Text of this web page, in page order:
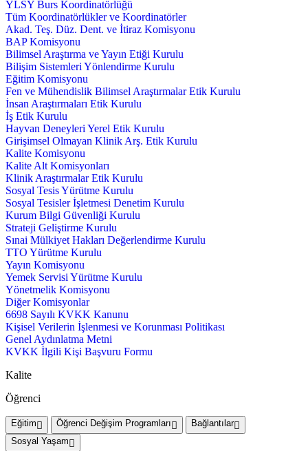
YLSY Burs Koordinatörlüğü
Tüm Koordinatörlükler ve Koordinatörler
Akad. Teş. Düz. Dent. ve İtiraz Komisyonu
BAP Komisyonu
Bilimsel Araştırma ve Yayın Etiği Kurulu
Bilişim Sistemleri Yönlendirme Kurulu
Eğitim Komisyonu
Fen ve Mühendislik Bilimsel Araştırmalar Etik Kurulu
İnsan Araştırmaları Etik Kurulu
İş Etik Kurulu
Hayvan Deneyleri Yerel Etik Kurulu
Girişimsel Olmayan Klinik Arş. Etik Kurulu
Kalite Komisyonu
Kalite Alt Komisyonları
Klinik Araştırmalar Etik Kurulu
Sosyal Tesis Yürütme Kurulu
Sosyal Tesisler İşletmesi Denetim Kurulu
Kurum Bilgi Güvenliği Kurulu
Strateji Geliştirme Kurulu
Sınai Mülkiyet Hakları Değerlendirme Kurulu
TTO Yürütme Kurulu
Yayın Komisyonu
Yemek Servisi Yürütme Kurulu
Yönetmelik Komisyonu
Diğer Komisyonlar
6698 Sayılı KVKK Kanunu
Kişisel Verilerin İşlenmesi ve Korunması Politikası
Genel Aydınlatma Metni
KVKK İlgili Kişi Başvuru Formu
Kalite
Öğrenci
Eğitim Öğrenci Değişim Programları
Bağlantılar
Sosyal Yaşam